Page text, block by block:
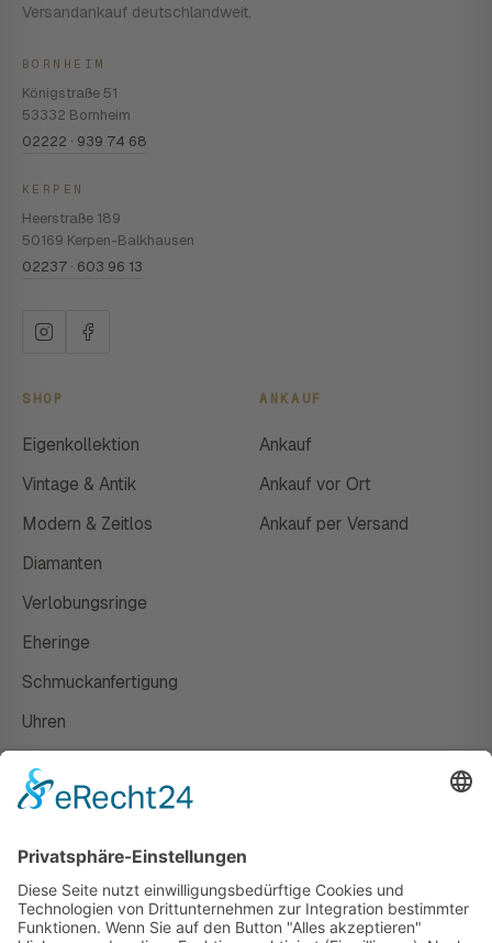
Versandankauf deutschlandweit.
BORNHEIM
Königstraße 51
53332 Bornheim
02222 · 939 74 68
KERPEN
Heerstraße 189
50169 Kerpen-Balkhausen
02237 · 603 96 13
SHOP
Eigenkollektion
Vintage & Antik
Modern & Zeitlos
Diamanten
Verlobungsringe
Eheringe
Schmuckanfertigung
Uhren
ANKAUF
Ankauf
Ankauf vor Ort
Ankauf per Versand
Susanne Steiger
Geschäfte